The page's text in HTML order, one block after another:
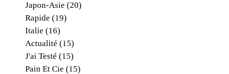
Japon-Asie (20)
Rapide (19)
Italie (16)
Actualité (15)
J'ai Testé (15)
Pain Et Cie (15)